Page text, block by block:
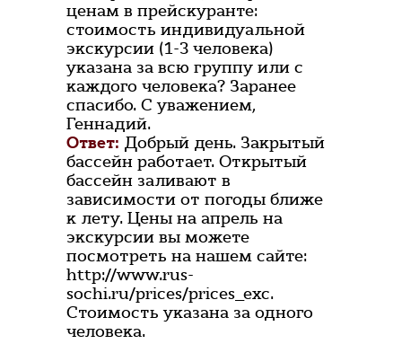
ценам в прейскуранте:
стоимость индивидуальной
экскурсии (1-3 человека)
указана за всю группу или с
каждого человека? Заранее
спасибо. С уважением,
Геннадий.
Ответ: Добрый день. Закрытый
бассейн работает. Открытый
бассейн заливают в
зависимости от погоды ближе
к лету. Цены на апрель на
экскурсии вы можете
посмотреть на нашем сайте:
http://www.rus-
sochi.ru/prices/prices_exc.
Стоимость указана за одного
человека.